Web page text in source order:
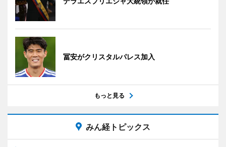
冨安がクリスタルパレス加入
もっと見る
みん経トピックス